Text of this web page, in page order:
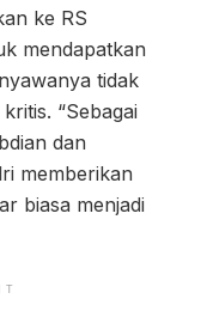
ke RS
mendapatkan
tidak
“Sebagai
dan
memberikan
biasa menjadi